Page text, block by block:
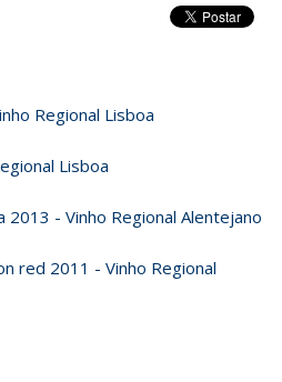
Regional Lisboa
Lisboa
- Vinho Regional Alentejano
red 2011 - Vinho Regional